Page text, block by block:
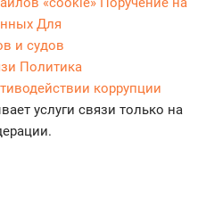
Для
и судов
Политика
коррупции
услуги связи только на